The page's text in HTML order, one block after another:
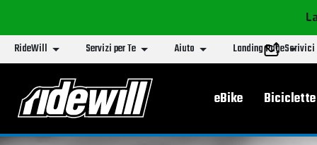
RideWill Servizi per Te Aiuto Landing PageScrivici
Menu
eBike Biciclette